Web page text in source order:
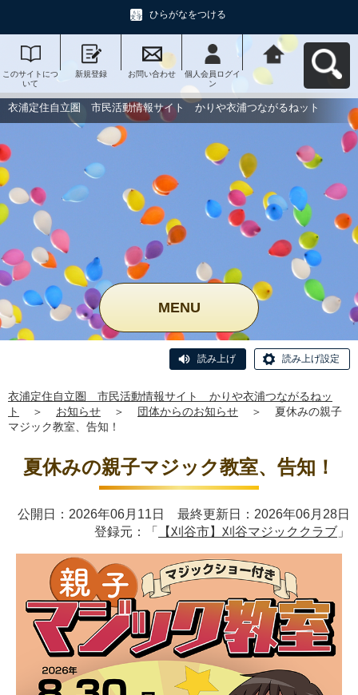
ひらがなをつける
このサイトにつ
いて
新規登録 お問い合わせ
個人会員ログイ
ン
衣浦定住自立
圏 市民活動情
報サイト かり
や衣浦つながる
ねットへ戻る
衣浦定住自立圏 市民活動情報サイト かりや衣浦つながるねット
MENU
読み上げ 読み上げ設定
衣浦定住自立圏 市民活動情報サイト かりや衣浦つながるねッ
ト
＞ お知らせ ＞ 団体からのお知らせ ＞
夏休みの親子
マジック教室、告知！
夏休みの親子マジック教室、告知！
公開日：2026年06月11日 最終更新日：2026年06月28日
登録元：「
【刈谷市】刈谷マジッククラブ 」